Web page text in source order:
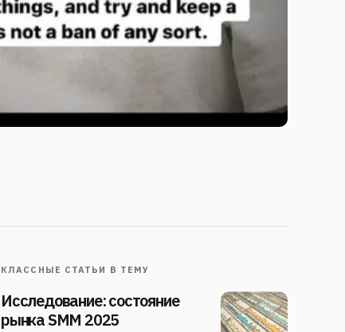
КЛАССНЫЕ СТАТЬИ В ТЕМУ
Исследование: состояние
рынка SMM 2025